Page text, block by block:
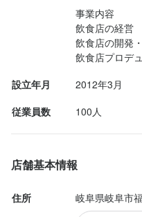
事業内容
飲食店の経営
飲食店の開発
設立年月
2012年3月
従業員数
100人
店舗基本情報
住所 岐阜県岐阜市
す。面接時は、履歴書（写
＜本社または、各勤務地にて
「株式会社楽」（本社）：
店名